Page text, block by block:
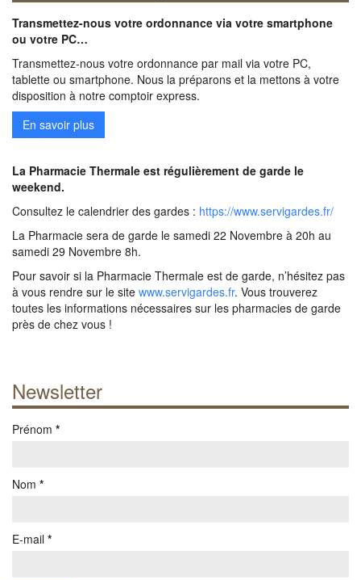
Transmettez-nous votre ordonnance via votre smartphone
ou votre PC…
Transmettez-nous votre ordonnance par mail via votre PC,
tablette ou smartphone. Nous la préparons et la mettons à votre
disposition à notre comptoir express.
En savoir plus
La Pharmacie Thermale est régulièrement de garde le
weekend.
Consultez le calendrier des gardes : https://www.servigardes.fr/
La Pharmacie sera de garde le samedi 22 Novembre à 20h au
samedi 29 Novembre 8h.
Pour savoir si la Pharmacie Thermale est de garde, n’hésitez pas
à vous rendre sur le site www.servigardes.fr. Vous trouverez
toutes les informations nécessaires sur les pharmacies de garde
près de chez vous !
Newsletter
Prénom *
Nom *
E-mail *